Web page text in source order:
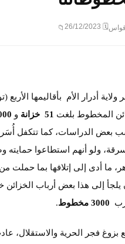
🗓 26/12/2023
📁
ولاية أدرار الأم بأقاليمها
المخطوط بلغت 51 خزانة و
بعض الدراسات، كما تتكفل أُسَر
ولو أنهم استطاعوا
ما أدى إلى إتلافها بما حملت
يلجأ إلى هذا بعض أرباب الخزائن
3000 مخطوط .
بزوغ فجر الحرية والاستقلال،